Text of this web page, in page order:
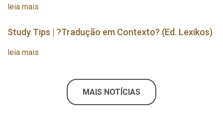
leia mais
Study Tips | ?Tradução em Contexto? (Ed. Lexikos)
leia mais
MAIS NOTÍCIAS